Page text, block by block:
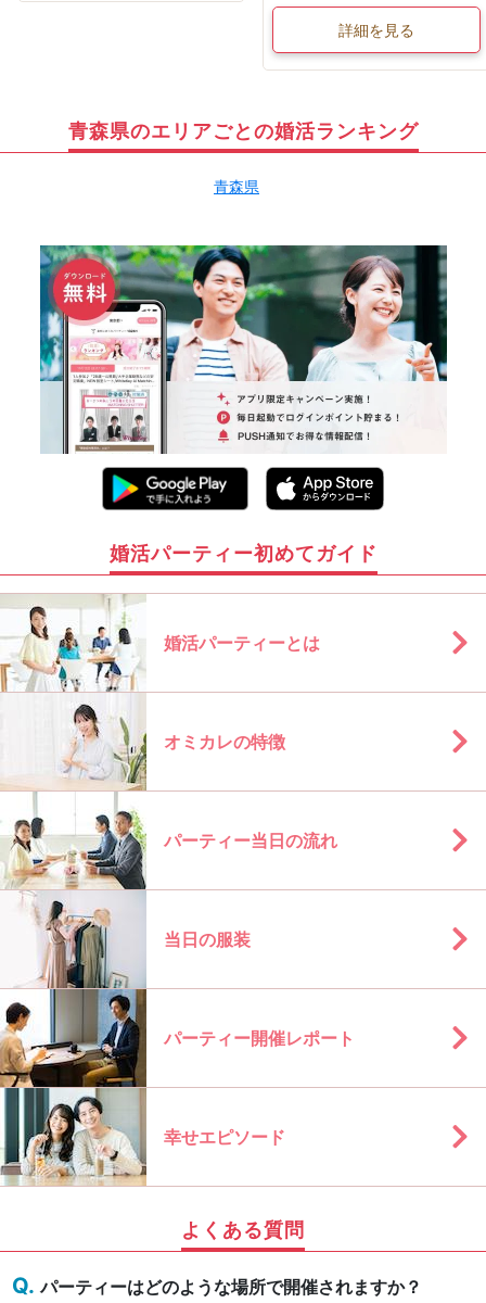
詳細を見る
青森県のエリアごとの婚活ランキング
青森県
婚活パーティー初めてガイド
婚活パーティーとは
オミカレの特徴
パーティー当日の流れ
当日の服装
パーティー開催レポート
幸せエピソード
よくある質問
パーティーはどのような場所で開催されますか？